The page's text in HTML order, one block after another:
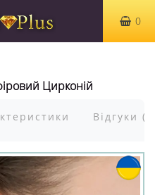
0
Цирконій
Відгуки